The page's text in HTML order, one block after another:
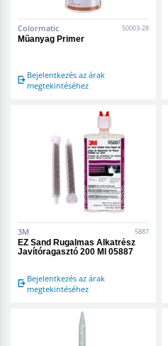
Colormatic 50003-28
Műanyag Primer
Bejelentkezés az árak
megtekintéséhez
3M 5887
EZ Sand Rugalmas Alkatrész
Javítóragasztó 200 Ml 05887
Bejelentkezés az árak
megtekintéséhez